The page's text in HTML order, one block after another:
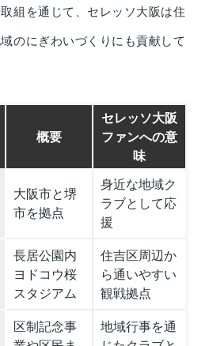
組を通じて、セレッソ大阪は住
のにぎわいづくりにも貢献して
概要
セレッソ大阪
ファンへの意
味
大阪市と堺
市を拠点
身近な地域ク
ラブとして応
援
長居公園内
ヨドコウ桜
スタジアム
住吉区周辺か
ら通いやすい
観戦拠点
区制記念事
地域行事を通